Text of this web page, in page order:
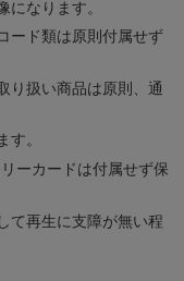
なります。
ード類は原則付属せず
り扱い商品は原則、通
。
ーカードは付属せず保
て再生に支障が無い程